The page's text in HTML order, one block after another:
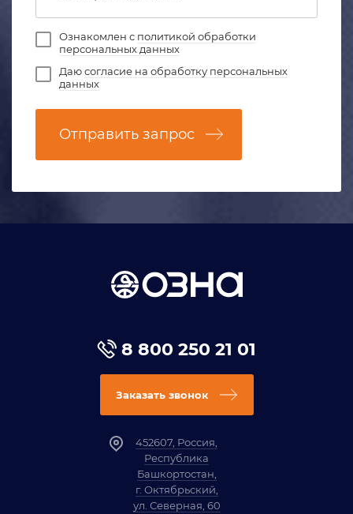
Ознакомлен с политикой обработки
персональных данных
Даюсогласие на обработку персональных
данных
Отправить запрос
8 800 250 21 01
Заказать звонок
452607, Россия,
Республика
Башкортостан,
г. Октябрьский,
ул. Северная, 60